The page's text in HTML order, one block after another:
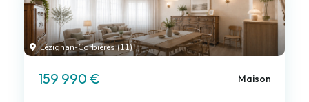
Lézignan-Corbières (11)
159 990 € Maison